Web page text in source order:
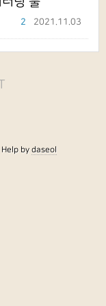
2021.11.03
2
Help bydaseol